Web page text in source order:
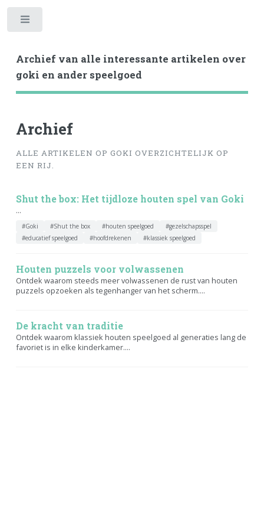
Archief van alle interessante artikelen over
goki en ander speelgoed
Archief
ALLE ARTIKELEN OP GOKI OVERZICHTELIJK OP
EEN RIJ.
Shut the box: Het tijdloze houten spel van Goki
...
#Goki #Shut the box #houten speelgoed
#gezelschapsspel
#educatief speelgoed
#hoofdrekenen #klassiek speelgoed
Houten puzzels voor volwassenen
Ontdek waarom steeds meer volwassenen de rust van houten
puzzels opzoeken als tegenhanger van het scherm....
De kracht van traditie
Ontdek waarom klassiek houten speelgoed al generaties lang de
favoriet is in elke kinderkamer....